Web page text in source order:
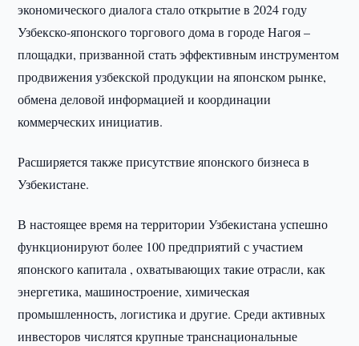
экономического диалога стало открытие в 2024 году
Узбекско-японского торгового дома в городе Нагоя –
площадки, призванной стать эффективным инструментом
продвижения узбекской продукции на японском рынке,
обмена деловой информацией и координации
коммерческих инициатив.
Расширяется также присутствие японского бизнеса в
Узбекистане.
В настоящее время на территории Узбекистана успешно
функционируют более 100 предприятий с участием
японского капитала , охватывающих такие отрасли, как
энергетика, машиностроение, химическая
промышленность, логистика и другие. Среди активных
инвесторов числятся крупные транснациональные